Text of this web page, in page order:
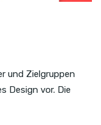
und Zielgruppen
Design vor. Die